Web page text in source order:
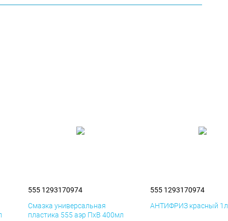
555 1293170974
Смазка универсальная
пластика 555 аэр ПхВ 400мл
555 1293170974
АНТИФРИЗ красный 1л.